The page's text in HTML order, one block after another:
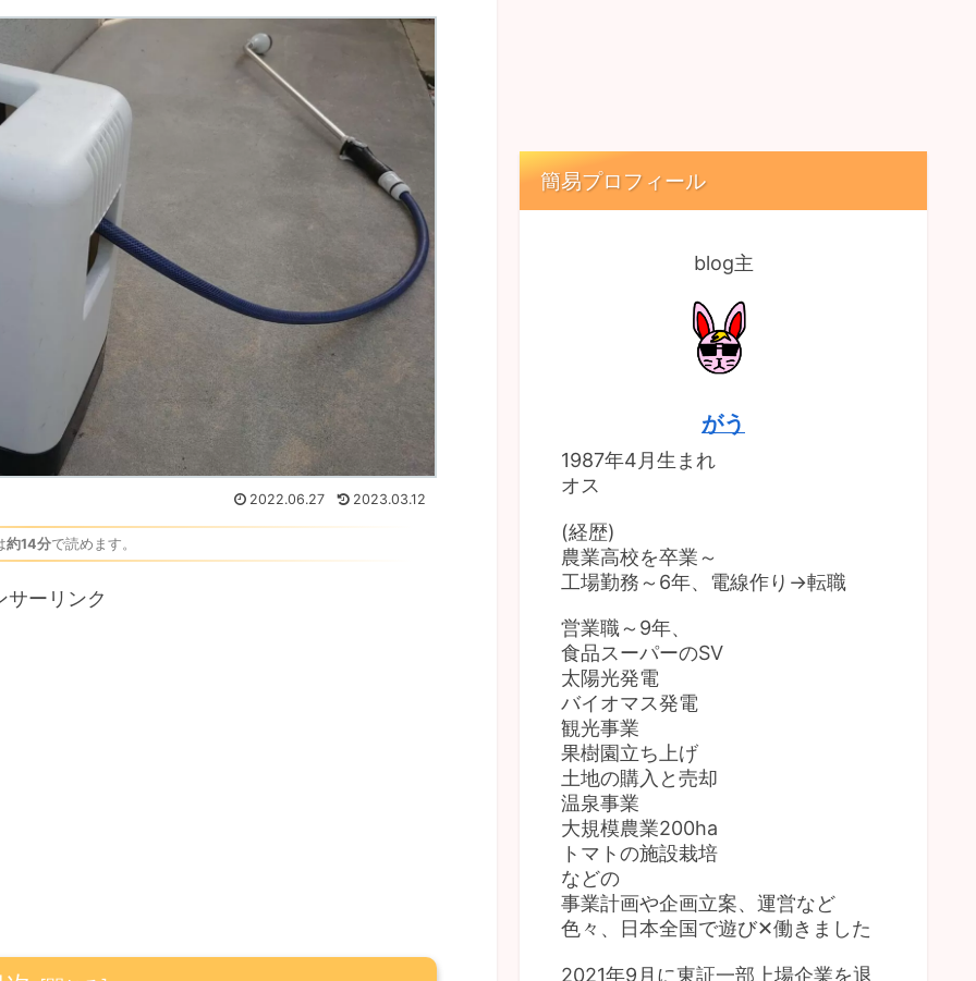
2022.06.27 2023.03.12
約14分で読めます。
サーリンク
簡易プロフィール
blog主
がう
1987年4月生まれ
オス
(経歴)
農業高校を卒業～
工場勤務～6年、電線作り→転職
営業職～9年、
食品スーパーのSV
太陽光発電
バイオマス発電
観光事業
果樹園立ち上げ
土地の購入と売却
温泉事業
大規模農業200ha
トマトの施設栽培
などの
事業計画や企画立案、運営など
色々、日本全国で遊び✕働きました
2021年9月に東証一部上場企業を退